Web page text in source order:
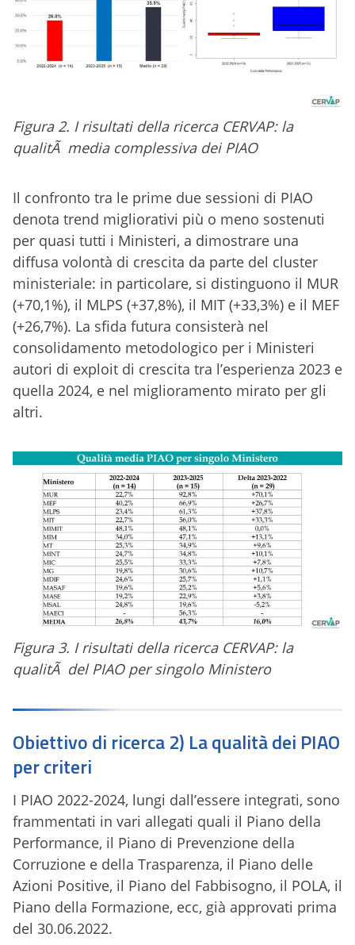
Figura 2. I risultati della ricerca CERVAP: la
qualitÃ media complessiva dei PIAO
Il confronto tra le prime due sessioni di PIAO
denota trend migliorativi più o meno sostenuti
per quasi tutti i Ministeri, a dimostrare una
diffusa volontà di crescita da parte del cluster
ministeriale: in particolare, si distinguono il MUR
(+70,1%), il MLPS (+37,8%), il MIT (+33,3%) e il MEF
(+26,7%). La sfida futura consisterà nel
consolidamento metodologico per i Ministeri
autori di exploit di crescita tra l’esperienza 2023 e
quella 2024, e nel miglioramento mirato per gli
altri.
Figura 3. I risultati della ricerca CERVAP: la
qualitÃ del PIAO per singolo Ministero
Obiettivo di ricerca 2) La qualità dei PIAO
per criteri
I PIAO 2022-2024, lungi dall’essere integrati, sono
frammentati in vari allegati quali il Piano della
Performance, il Piano di Prevenzione della
Corruzione e della Trasparenza, il Piano delle
Azioni Positive, il Piano del Fabbisogno, il POLA, il
Piano della Formazione, ecc, già approvati prima
del 30.06.2022.